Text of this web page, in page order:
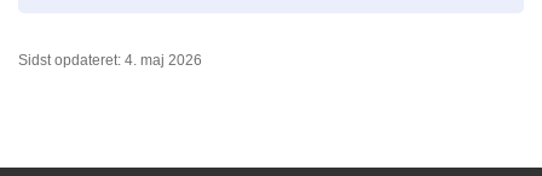
Sidst opdateret: 4. maj 2026